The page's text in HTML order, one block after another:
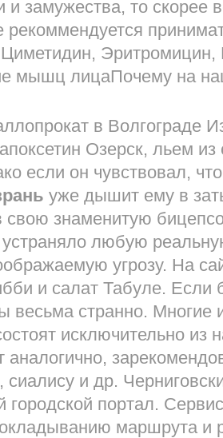
и замужества, то скорее
Эритромицин,
мышц лицаПочему на
в Волгограде
Озерск, льем из
если он чувствовал,
уже дышит ему в
свою знаменитую
устраняло любую
угрозу. На
и салат Табуле. Если
весьма странно. Многие
исключительно из
аналогично,
сиалису и др.
городской портал.
маршрута и